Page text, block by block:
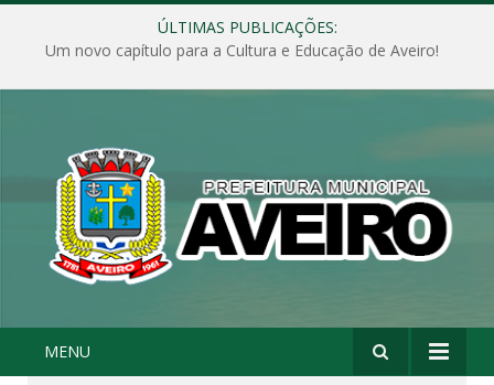
ÚLTIMAS PUBLICAÇÕES:
Um novo capítulo para a Cultura e Educação de Aveiro!
MENU